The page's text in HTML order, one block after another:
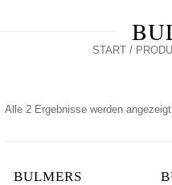
START/
Alle 2 Ergebnisse werden angezeigt
BULMERS